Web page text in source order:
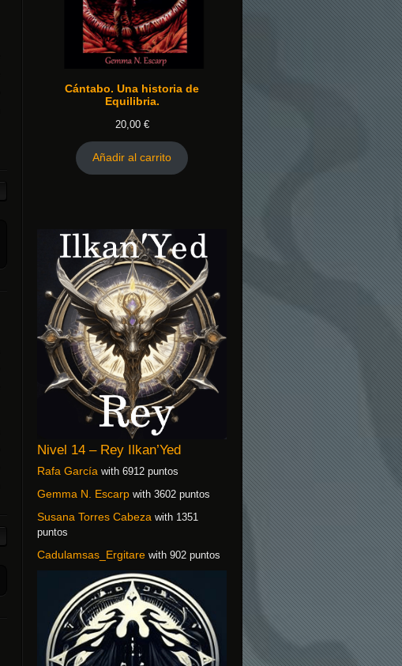
Cántabo. Una historia de
Equilibria.
20,00 €
Añadir al carrito
Nivel 14 – Rey Ilkan’Yed
Rafa García with 6912 puntos
Gemma N. Escarp with 3602 puntos
Susana Torres Cabeza with 1351
puntos
Cadulamsas_Ergitare with 902 puntos